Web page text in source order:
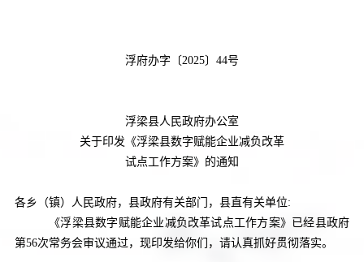
浮府办字〔2025〕 44号
浮梁县人民政府办公室
关于印发《浮梁县数字赋能企业减负改革
试点工作方案》的通知
各乡（镇）人民政府，县政府有关部门，县直有关单位:
《浮梁县数字赋能企业减负改革试点工作方案》 已经县政府
第56次常务会审议通过，现印发给你们，请认真抓好贯彻落实。